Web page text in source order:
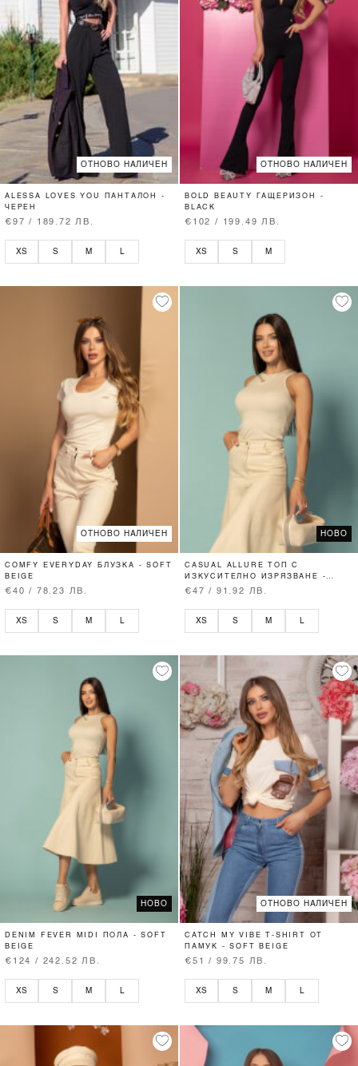
ОТНОВО НАЛИЧЕН
ALESSA LOVES YOU ПАНТАЛОН -
ЧЕРЕН
€97 / 189.72 ЛВ.
XS S M
ОТНОВО НАЛИЧЕН
BOLD BEAUTY ГАЩЕРИЗОН -
BLACK
€102 / 199.49 ЛВ.
XS S M
ОТНОВО НАЛИЧЕН
COMFY EVERYDAY БЛУЗКА - SOFT
BEIGE
€40 / 78.23 ЛВ.
XS S M L
НОВО
CASUAL ALLURE ТОП С
ИЗКУСИТЕЛНО ИЗРЯЗВАНЕ -
SOFT BEIGE
€47 / 91.92 ЛВ.
XS S M L
НОВО
DENIM FEVER MIDI ПОЛА - SOFT
BEIGE
€124 / 242.52 ЛВ.
XS S M
ОТНОВО НАЛИЧЕН
CATCH MY VIBE T-SHIRT ОТ
ПАМУК - SOFT BEIGE
€51 / 99.75 ЛВ.
XS S M